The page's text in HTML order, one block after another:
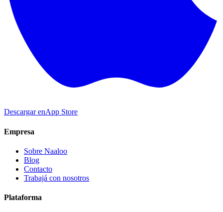
Descargar enApp Store
Empresa
Sobre Naaloo
Blog
Contacto
Trabajá con nosotros
Plataforma